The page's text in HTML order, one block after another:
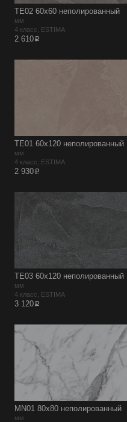
TE02 60x60 неполированный
мм
4 класс, ESTIMA
2 610p
TE01 60x120 неполированный
мм
4 класс, ESTIMA
2 930p
TE03 60x120 неполированный
мм
4 класс, ESTIMA
3 120p
MN01 80х80 неполированный
мм